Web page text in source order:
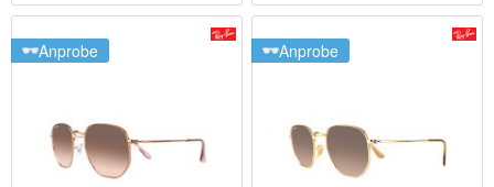
Anprobe Anprobe